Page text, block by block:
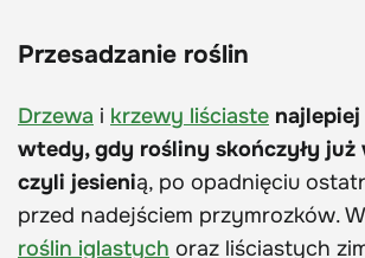
Przesadzanie roślin
Drzewa i krzewy liściaste najlepiej
wtedy, gdy rośliny skończyły już
czyli jesienią, po opadnięciu
przed nadejściem przymrozków.
roślin iglastych oraz liściastych